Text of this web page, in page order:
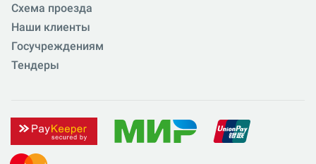
Схема проезда
Наши клиенты
Госучреждениям
Тендеры